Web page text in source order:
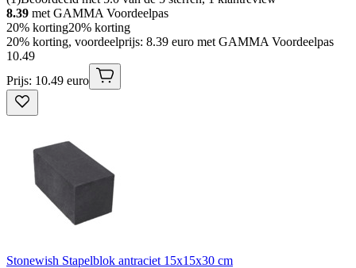
8.39 met GAMMA Voordeelpas
20% korting20% korting
20% korting, voordeelprijs: 8.39 euro met GAMMA Voordeelpas
10.49
Prijs: 10.49 euro
Stonewish Stapelblok antraciet 15x15x30 cm